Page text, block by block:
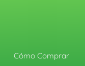
Cómo Comprar